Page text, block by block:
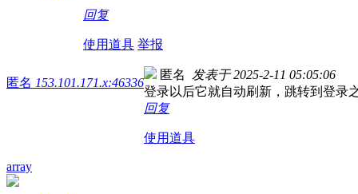
回复
使用道具 举报
匿名 153.101.171.x:46336
匿名 发表于 2025-2-11 05:05:06
登录以后它就自动刷新，跳转到登录
回复
使用道具
array